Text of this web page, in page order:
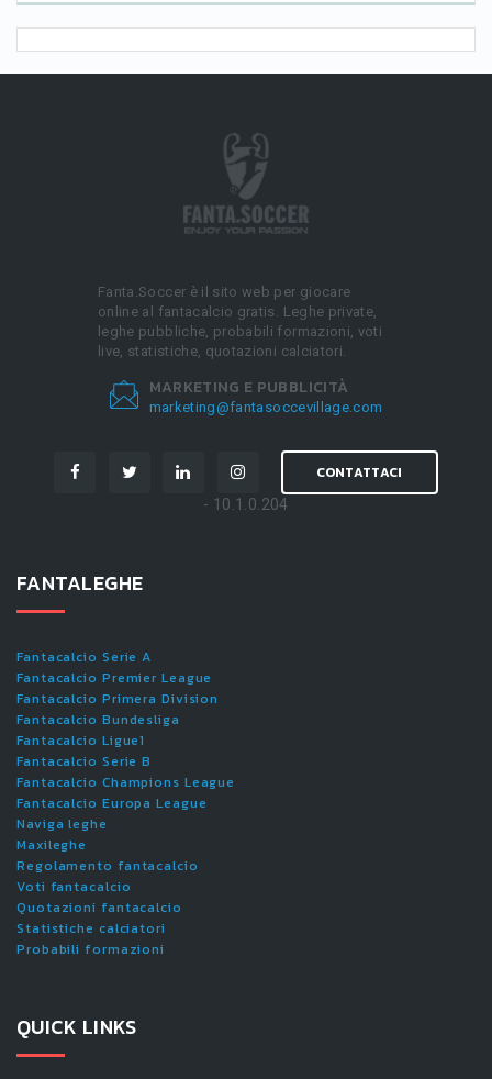
Fanta.Soccer è il sito web per giocare
online al fantacalcio gratis. Leghe private,
leghe pubbliche, probabili formazioni, voti
live, statistiche, quotazioni calciatori.
MARKETING E PUBBLICITÀ
marketing@fantasoccevillage.com
CONTATTACI
- 10.1.0.204
FANTALEGHE
Fantacalcio Serie A
Fantacalcio Premier League
Fantacalcio Primera Division
Fantacalcio Bundesliga
Fantacalcio Ligue1
Fantacalcio Serie B
Fantacalcio Champions League
Fantacalcio Europa League
Naviga leghe
Maxileghe
Regolamento fantacalcio
Voti fantacalcio
Quotazioni fantacalcio
Statistiche calciatori
Probabili formazioni
QUICK LINKS